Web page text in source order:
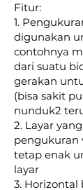
Fitur:
1.
digunakan
contohnya
dari suatu
gerakan
(bisa sakit
nunduk2
2. Layar
pengukuran
tetap enak
layar
3.